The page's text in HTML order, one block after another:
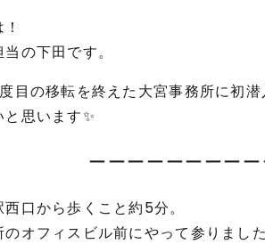
の下田です。
目の移転を終えた大宮事務所に初
思います✨
ーーーーーーーー
口から歩くこと約5分。
オフィスビル前にやって参りました